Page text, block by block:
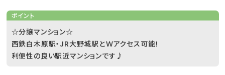
ポイント
☆分譲マンション☆
西鉄白木原駅・JR大野城駅とＷアクセス可能！
利便性の良い駅近マンションです♪